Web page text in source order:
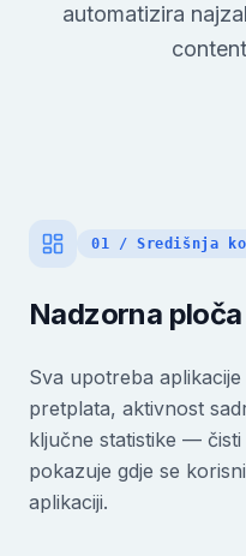
automatizira
01 / Središnja
Nadzorna
Sva upotreba
pretplata, aktivnost
ključne statistike —
pokazuje gdje se
aplikaciji.